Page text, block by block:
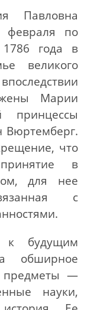
Павловна
февраля по
года в
великого
Марии
принцессы
Вюртемберг.
что
в
для нее
с
к будущим
обширное
предметы —
науки,